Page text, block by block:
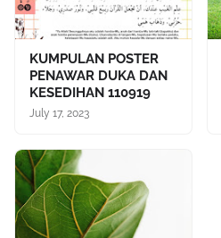
KUMPULAN POSTER
PENAWAR DUKA DAN
KESEDIHAN 110919
July 17, 2023